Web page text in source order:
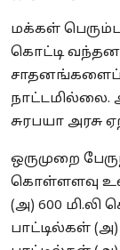
மக்கள்
கொட்டி
சாதனங்களைப்
சுரபயா அரசு
ஒருமுறை
கொள்ளளவு
(அ) 600
பாட்டில்கள்